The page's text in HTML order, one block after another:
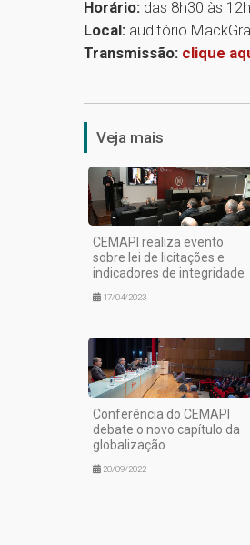
Horário: das 8h30 às
Local: auditório
Transmissão: clique
Veja mais
CEMAPI realiza evento
sobre lei de licitações e
indicadores de integridade
17/04/2023
Conferência do CEMAPI
debate o novo capítulo da
globalização
20/09/2022